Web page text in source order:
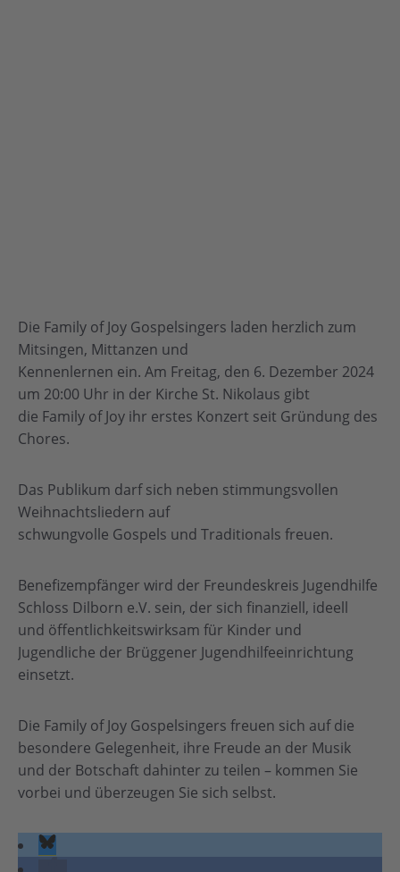
Die Family of Joy Gospelsingers laden herzlich zum
Mitsingen, Mittanzen und
Kennenlernen ein. Am Freitag, den 6. Dezember 2024
um 20:00 Uhr in der Kirche St. Nikolaus gibt
die Family of Joy ihr erstes Konzert seit Gründung des
Chores.
Das Publikum darf sich neben stimmungsvollen
Weihnachtsliedern auf
schwungvolle Gospels und Traditionals freuen.
Benefizempfänger wird der Freundeskreis Jugendhilfe
Schloss Dilborn e.V. sein, der sich finanziell, ideell
und öffentlichkeitswirksam für Kinder und
Jugendliche der Brüggener Jugendhilfeeinrichtung
einsetzt.
Die Family of Joy Gospelsingers freuen sich auf die
besondere Gelegenheit, ihre Freude an der Musik
und der Botschaft dahinter zu teilen – kommen Sie
vorbei und überzeugen Sie sich selbst.